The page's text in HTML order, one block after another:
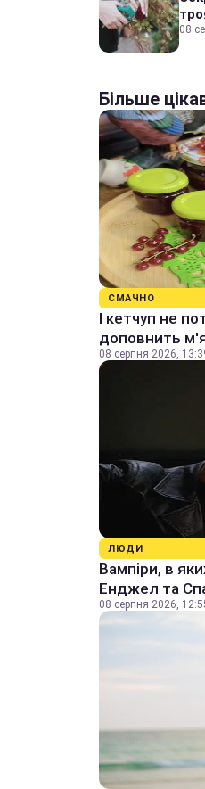
08
Більше
СМАЧНО
І кетчуп не
доповнить
08 серпня 2026,
ЛЮДИ
Вампіри, в
Енджел та
08 серпня 2026,